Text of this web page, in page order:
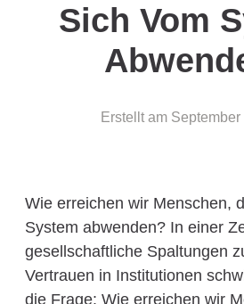
Sich Vom
Erstellt am September
Wie erreichen wir Menschen,
System abwenden? In einer
gesellschaftliche Spaltungen
Vertrauen in Institutionen
die Frage: Wie erreichen wir